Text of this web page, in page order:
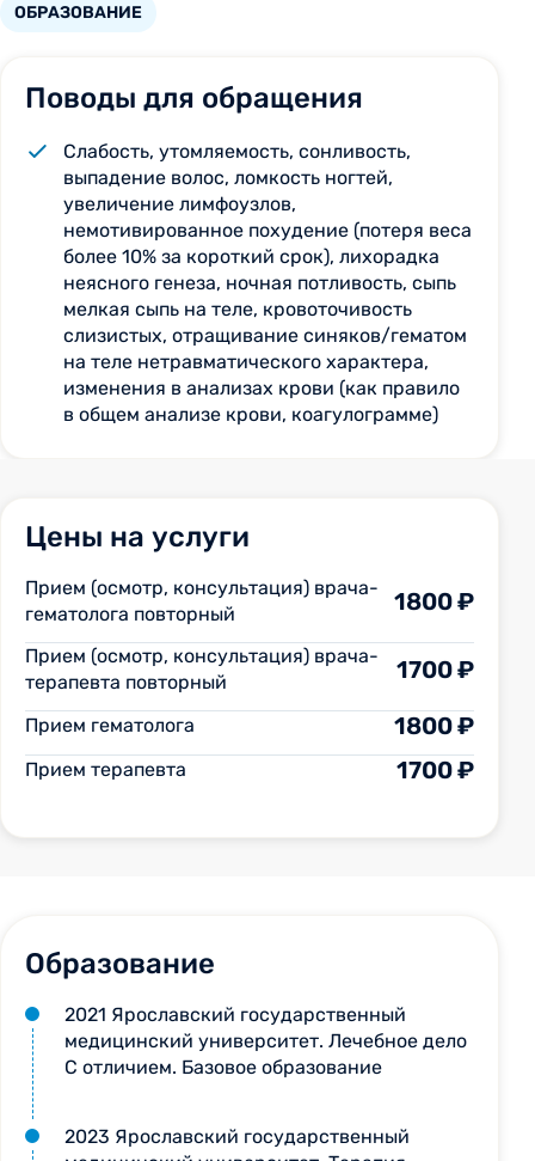
ОБРАЗОВАНИЕ
Поводы для обращения
Слабость, утомляемость, сонливость,
выпадение волос, ломкость ногтей,
увеличение лимфоузлов,
немотивированное похудение (потеря веса
более 10% за короткий срок), лихорадка
неясного генеза, ночная потливость, сыпь
мелкая сыпь на теле, кровоточивость
слизистых, отращивание синяков/гематом
на теле нетравматического характера,
изменения в анализах крови (как правило
в общем анализе крови, коагулограмме)
Цены на услуги
Прием (осмотр, консультация) врача-
гематолога повторный
1800 ₽
Прием (осмотр, консультация) врача-
терапевта повторный
1700 ₽
Прием гематолога 1800 ₽
Прием терапевта 1700 ₽
Образование
2021 Ярославский государственный
медицинский университет. Лечебное дело
С отличием. Базовое образование
2023 Ярославский государственный